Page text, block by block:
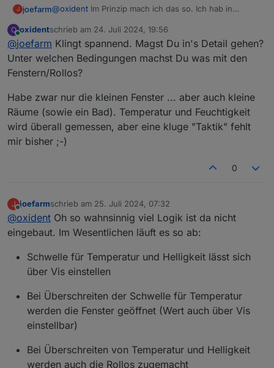
J joefarm@oxident Im Prinzip mach ich das so. Ich hab in
Dachfenster inkl. Sonnenrollos auf Basis von
Innentemperatur und Helligkeit auf und zu macht. Wir
wohnen im Dach und die Fenster sind die großen
UK10, so dass es ziemlich warm wird ohne Automatik.
Alle 5 min wird das Script aktiv und jetzt habe ich
es regnet, passiert an den Fenstern nichts.
Was besseres ist mir erst mal auch nicht eingefallen.
O
Online
oxidentschrieb am 24. Juli 2024, 19:56
zuletzt editiert von
@joefarm Klingt spannend. Magst Du in's Detail gehen?
Unter welchen Bedingungen machst Du was mit den
Fenstern/Rollos?
Habe zwar nur die kleinen Fenster ... aber auch kleine
Räume (sowie ein Bad). Temperatur und Feuchtigkeit
wird überall gemessen, aber eine kluge "Taktik" fehlt
mir bisher ;-)
0
J
Offline
joefarmschrieb am 25. Juli 2024, 07:32
zuletzt editiert von
@oxident Oh so wahnsinnig viel Logik ist da nicht
eingebaut. Im Wesentlichen läuft es so ab:
Schwelle für Temperatur und Helligkeit lässt sich
über Vis einstellen
Bei Überschreiten der Schwelle für Temperatur
werden die Fenster geöffnet (Wert auch über Vis
einstellbar)
Bei Überschreiten von Temperatur und Helligkeit
werden auch die Rollos zugemacht